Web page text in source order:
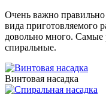
Очень важно правильно
вида приготовляемого
довольно много. Самые
спиральные.
Винтовая насадка